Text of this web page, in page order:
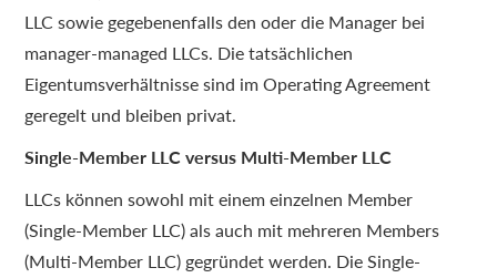
LLC sowie gegebenenfalls den oder die Manager bei
manager-managed LLCs. Die tatsächlichen
Eigentumsverhältnisse sind im Operating Agreement
geregelt und bleiben privat.
Single-Member LLC versus Multi-Member LLC
LLCs können sowohl mit einem einzelnen Member
(Single-Member LLC) als auch mit mehreren Members
(Multi-Member LLC) gegründet werden. Die Single-